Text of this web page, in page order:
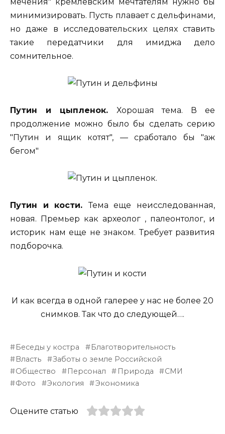
минимизировать. Пусть плавает с дельфинами,
но даже в исследовательских целях ставить
такие передатчики для имиджа дело
сомнительное.
Путин и цыпленок. Хорошая тема. В ее
продолжение можно было бы сделать серию
"Путин и ящик котят", — сработало бы "аж
бегом"
Путин и кости.Тема еще неисследованная,
новая. Премьер как археолог , палеонтолог, и
историк нам еще не знаком. Требует развития
подборочка.
И как всегда в одной галерее у нас не более 20
снимков. Так что до следующей….
Беседы у костра
Благотворительность
Власть
Заботы о земле Российской
Общество
Персонал Природа
СМИ
Фото
Экология Экономика
Оцените статью